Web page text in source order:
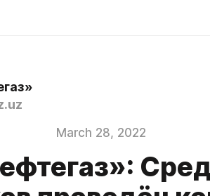
March 28, 2022